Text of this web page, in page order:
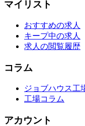
マイリスト
おすすめの求人
キープ中の求人
求人の閲覧履歴
コラム
ジョブハウス工
工場コラム
アカウント